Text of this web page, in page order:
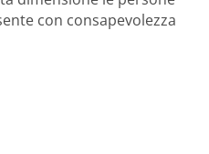
con consapevolezza